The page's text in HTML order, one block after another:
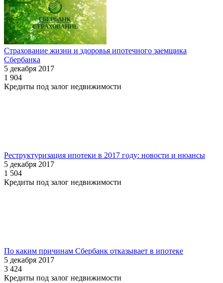
Страхование жизни и здоровья ипотечного заемщика
Сбербанка
5 декабря 2017
1 904
Кредиты под залог недвижимости
Реструктуризация ипотеки в 2017 году: новости и нюансы
5 декабря 2017
1 504
Кредиты под залог недвижимости
По каким причинам Сбербанк отказывает в ипотеке
5 декабря 2017
3 424
Кредиты под залог недвижимости